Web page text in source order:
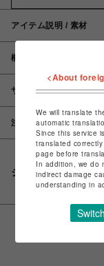
アイテム説明 / 素材
概要
サイズ
注意事項
シェアする
<About
We will translate
automatic
Since this service
translated
page before
In addition, we do
indirect damage
understanding in